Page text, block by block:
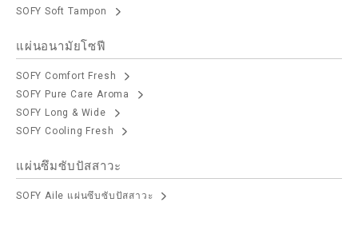
SOFY Soft Tampon
แผ่นอนามัยโซฟี
SOFY Comfort Fresh
SOFY Pure Care Aroma
SOFY Long & Wide
SOFY Cooling Fresh
แผ่นซึมซับปัสสาวะ
SOFY Aile แผ่นซึบซับปัสสาวะ